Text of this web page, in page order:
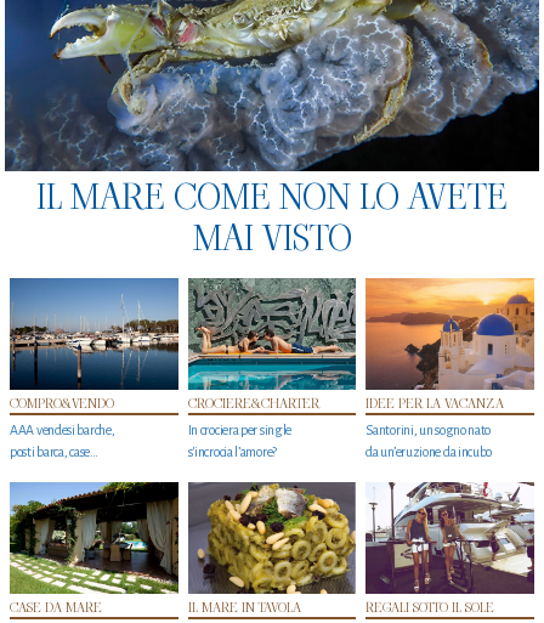
IL MARE COME NON LO AVETE
MAI VISTO
COMPRO&VENDO
AAA vendesi barche,
posti barca, case…
CROCIERE&CHARTER
In crociera per single
s'incrocia l’amore?
IDEE PER LA VACANZA
Santorini, un sogno nato
da un’eruzione da incubo
CASE DA MARE IL MARE IN TAVOLA REGALI SOTTO IL SOLE